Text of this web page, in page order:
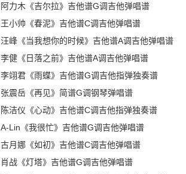
阿力木《吉尔拉》吉他谱G调吉他弹唱谱
王小帅《春泥》吉他谱C调吉他弹唱谱
汪峰《当我想你的时候》吉他谱A调吉他弹唱谱
李健《日落之前》吉他谱A调吉他弹唱谱
李翊君《雨蝶》吉他谱G调吉他指弹独奏谱
张震岳《再见》简谱G调钢琴弹唱谱
陈洁仪《心动》吉他谱C调吉他指弹独奏谱
A-Lin《我很忙》吉他谱G调吉他弹唱谱
古月娜《如初》吉他谱C调吉他弹唱谱
肖战《灯塔》吉他谱G调吉他弹唱谱